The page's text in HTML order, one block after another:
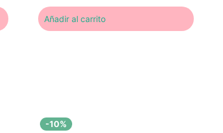
Añadir al carrito
-10%